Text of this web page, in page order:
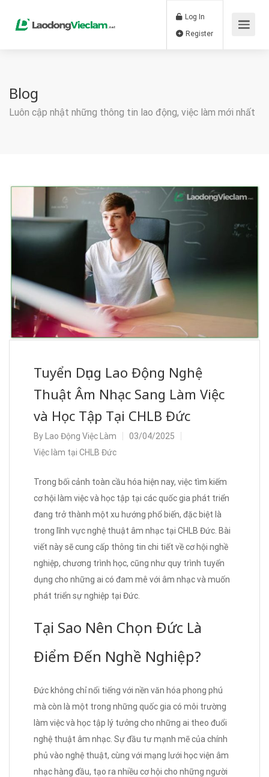
Log In
Blog
Luôn cập nhật những thông tin lao động, việc làm mới nhất
Tuyển Dụng Lao Động Nghệ
Thuật Âm Nhạc Sang Làm Việc
và Học Tập Tại CHLB Đức
By Lao Động Việc Làm
03/04/2025
Việc làm tại CHLB Đức
Trong bối cảnh toàn cầu hóa hiện nay, việc tìm kiếm
cơ hội làm việc và học tập tại các quốc gia phát triển
đang trở thành một xu hướng phổ biến, đặc biệt là
trong lĩnh vực nghệ thuật âm nhạc tại CHLB Đức. Bài
viết này sẽ cung cấp thông tin chi tiết về cơ hội nghề
nghiệp, chương trình học, cũng như quy trình tuyển
dụng cho những ai có đam mê với âm nhạc và muốn
phát triển sự nghiệp tại Đức.
Tại Sao Nên Chọn Đức Là
Điểm Đến Nghề Nghiệp?
Đức không chỉ nổi tiếng với nền văn hóa phong phú
mà còn là một trong những quốc gia có môi trường
làm việc và học tập lý tưởng cho những ai theo đuổi
nghệ thuật âm nhạc. Sự đầu tư mạnh mẽ của chính
phủ vào nghệ thuật, cùng với mạng lưới học viện âm
nhạc hàng đầu, tạo ra nhiều cơ hội cho những người